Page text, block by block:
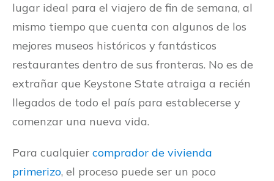
lugar ideal para el viajero de fin de semana, al
mismo tiempo que cuenta con algunos de los
mejores museos históricos y fantásticos
restaurantes dentro de sus fronteras. No es de
extrañar que Keystone State atraiga a recién
llegados de todo el país para establecerse y
comenzar una nueva vida.
Para cualquier comprador de vivienda
primerizo, el proceso puede ser un poco